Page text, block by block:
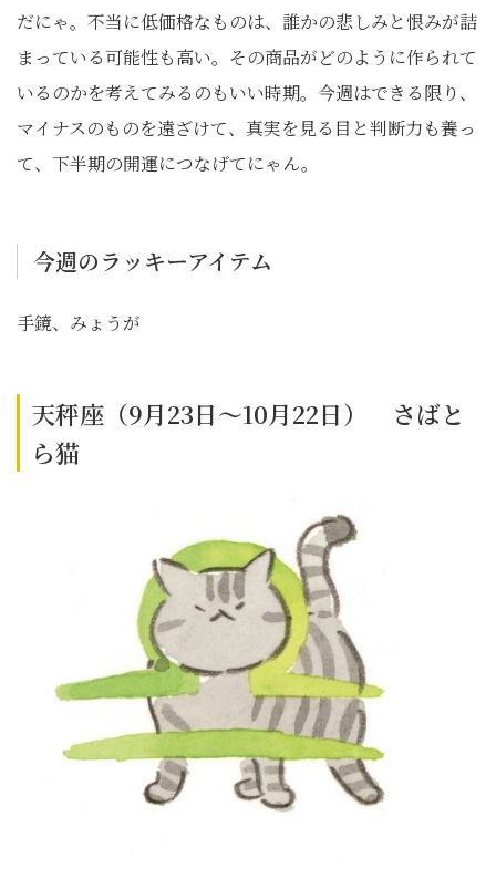
だにゃ。不当に低価格なものは、誰かの悲しみと恨みが詰
まっている可能性も高い。その商品がどのように作られて
いるのかを考えてみるのもいい時期。今週はできる限り、
マイナスのものを遠ざけて、真実を見る目と判断力も養っ
て、下半期の開運につなげてにゃん。
今週のラッキーアイテム
手鏡、みょうが
天秤座（9月23日～10月22日） さばと
ら猫